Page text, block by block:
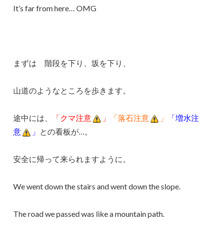
It’s far from here… OMG
まずは 階段を下り、坂を下り、
山道のようなところを歩きます。
途中には、 「クマ注意 」 「落石注意 」
「増水注
意
」 との看板が…。
安全に帰って来られますように。
We went down the stairs and went down the slope.
The road we passed was like a mountain path.